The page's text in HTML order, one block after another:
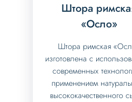
Штора
«Осло»
Штора римская
изготовлена с
современных
применением
высококачественного